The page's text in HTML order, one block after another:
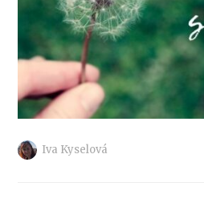
Iva Kyselová